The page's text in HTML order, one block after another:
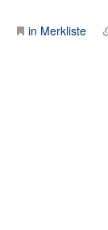
in Merkliste